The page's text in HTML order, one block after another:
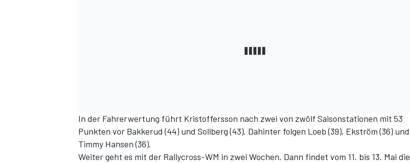
In der Fahrerwertung führt Kristoffersson nach zwei von zwölf Saisonstationen mit 53
Punkten vor Bakkerud (44) und Sollberg (43). Dahinter folgen Loeb (39), Ekström (36) und
Timmy Hansen (36).
Weiter geht es mit der Rallycross-WM in zwei Wochen. Dann findet vom 11. bis 13. Mai die